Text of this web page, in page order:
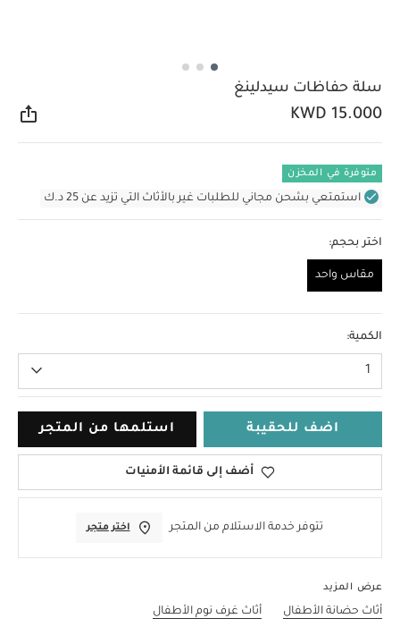
سلة حفاظات سيدلينغ
KWD 15.000
متوفرة في المخزن
استمتعي بشحن مجاني للطلبات غير بالأثاث التي تزيد عن 25 د.ك
اختر بحجم:
مقاس واحد
الكمية:
1
اضف للحقيبة استلمها من المتجر
أضف إلى قائمة الأمنيات
تتوفر خدمة الاستلام من المتجر اختر متجر
عرض المزيد
أثاث حضانة الأطفال
أثاث غرف نوم الأطفال